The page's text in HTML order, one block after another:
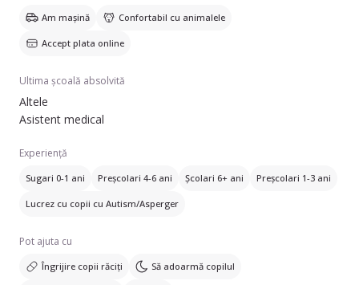
Am mașină Confortabil cu animalele
Accept plata online
Ultima școală absolvită
Altele
Asistent medical
Experiență
Sugari 0-1 ani Preșcolari 4-6 ani Școlari 6+ ani Preșcolari 1-3 ani
Lucrez cu copii cu Autism/Asperger
Pot ajuta cu
Îngrijire copii răciți Să adoarmă copilul